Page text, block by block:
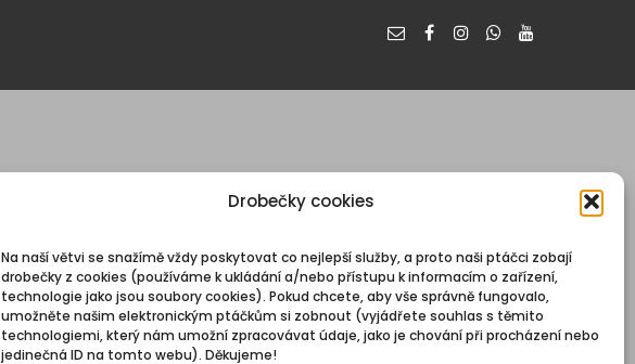
Drobečky cookies
Na naší větvi se snažímě vždy poskytovat co nejlepší služby, a proto naši ptáčci zobají
drobečky z cookies (používáme k ukládání a/nebo přístupu k informacím o zařízení,
technologie jako jsou soubory cookies). Pokud chcete, aby vše správně fungovalo,
umožněte našim elektronickým ptáčkům si zobnout (vyjádřete souhlas s těmito
technologiemi, který nám umožní zpracovávat údaje, jako je chování při procházení nebo
jedinečná ID na tomto webu). Děkujeme!